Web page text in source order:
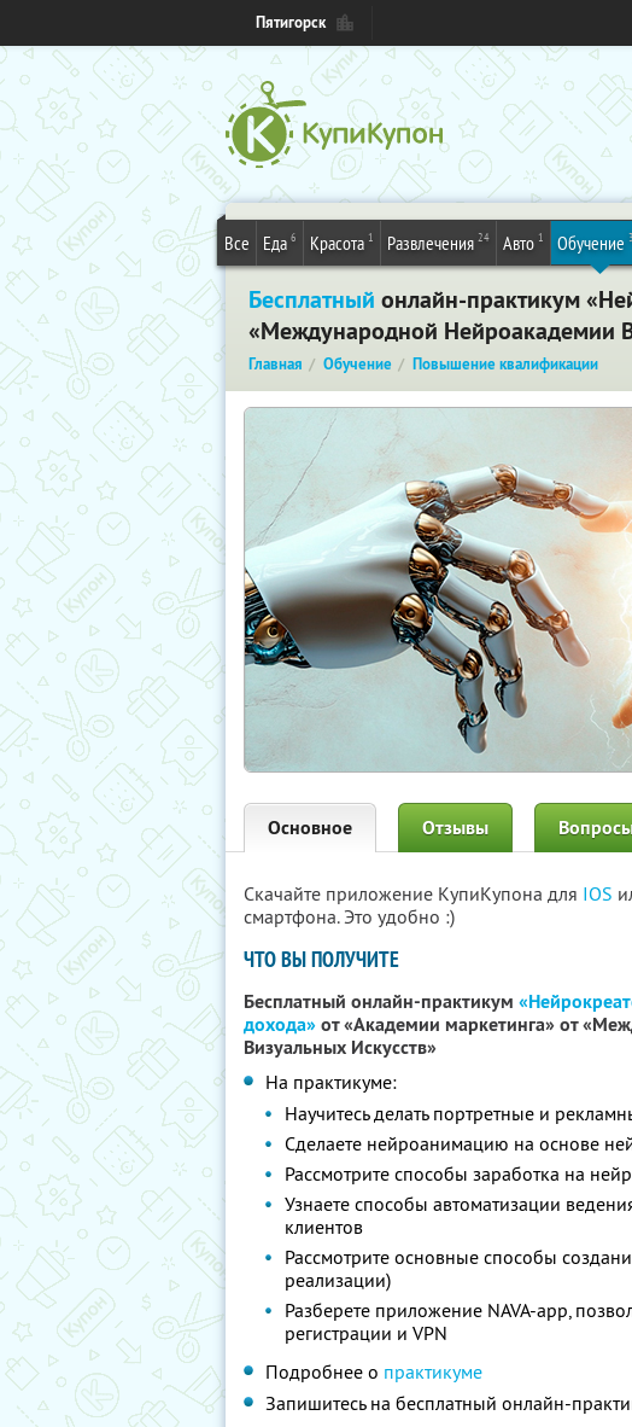
Пятигорск
Все Еда 6 Красота 1 Развлечения 24 Авто 1 Обучение
Бесплатный онлайн-практикум
«Международной Нейроакадемии
Главная Обучение Повышение квалификации
Основное Отзывы
Скачайте приложение КупиКупона для IOS
смартфона. Это удобно :)
ЧТО ВЫ ПОЛУЧИТЕ
Бесплатный онлайн-практикум
дохода»от «Академии маркетинга» от
Визуальных Искусств»
На практикуме:
Научитесь делать портретные и
Сделаете нейроанимацию на основе
Рассмотрите способы заработка на
Узнаете способы автоматизации
клиентов
Рассмотрите основные способы
реализации)
Разберете приложение NAVA-app,
регистрации и VPN
Подробнее о практикуме
Запишитесь на бесплатный онлайн-